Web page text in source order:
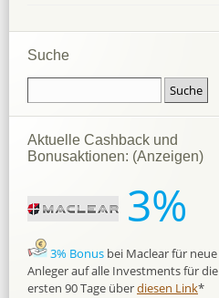
Suche
Aktuelle Cashback und
Bonusaktionen: (Anzeigen)
3%
3% Bonus bei Maclear für neue
Anleger auf alle Investments für die
ersten 90 Tage überdiesen Link*